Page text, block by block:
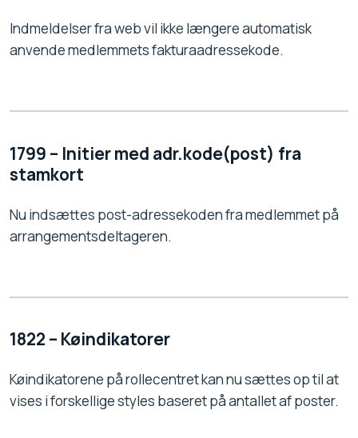
Indmeldelser fra web vil ikke længere automatisk
anvende medlemmets fakturaadressekode.
1799 – Initier med adr.kode(post) fra
stamkort
Nu indsættes post-adressekoden fra medlemmet på
arrangementsdeltageren.
1822 – Køindikatorer
Køindikatorene på rollecentret kan nu sættes op til at
vises i forskellige styles baseret på antallet af poster.